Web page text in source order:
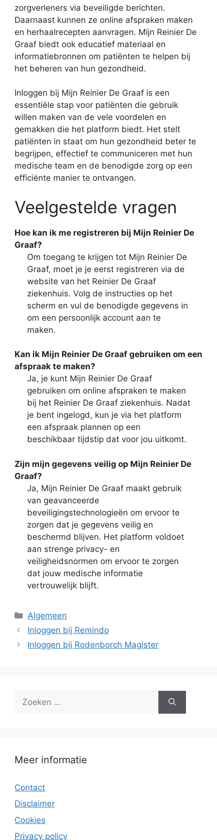
zorgverleners via beveiligde berichten.
Daarnaast kunnen ze online afspraken maken
en herhaalrecepten aanvragen. Mijn Reinier De
Graaf biedt ook educatief materiaal en
informatiebronnen om patiënten te helpen bij
het beheren van hun gezondheid.
Inloggen bij Mijn Reinier De Graaf is een
essentiële stap voor patiënten die gebruik
willen maken van de vele voordelen en
gemakken die het platform biedt. Het stelt
patiënten in staat om hun gezondheid beter te
begrijpen, effectief te communiceren met hun
medische team en de benodigde zorg op een
efficiënte manier te ontvangen.
Veelgestelde vragen
Hoe kan ik me registreren bij Mijn Reinier De
Graaf?
Om toegang te krijgen tot Mijn Reinier De
Graaf, moet je je eerst registreren via de
website van het Reinier De Graaf
ziekenhuis. Volg de instructies op het
scherm en vul de benodigde gegevens in
om een persoonlijk account aan te
maken.
Kan ik Mijn Reinier De Graaf gebruiken om een
afspraak te maken?
Ja, je kunt Mijn Reinier De Graaf
gebruiken om online afspraken te maken
bij het Reinier De Graaf ziekenhuis. Nadat
je bent ingelogd, kun je via het platform
een afspraak plannen op een
beschikbaar tijdstip dat voor jou uitkomt.
Zijn mijn gegevens veilig op Mijn Reinier De
Graaf?
Ja, Mijn Reinier De Graaf maakt gebruik
van geavanceerde
beveiligingstechnologieën om ervoor te
zorgen dat je gegevens veilig en
beschermd blijven. Het platform voldoet
aan strenge privacy- en
veiligheidsnormen om ervoor te zorgen
dat jouw medische informatie
vertrouwelijk blijft.
Categorieën
Algemeen
Inloggen bij Remindo
Inloggen bij Rodenborch Magister
naar:
Meer informatie
Contact
Disclaimer
Cookies
Privacy policy